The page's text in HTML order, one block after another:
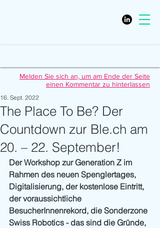
Melden Sie sich an, um am Ende der Seite
einen Kommentar zu hinterlassen
The Place To Be? Der
Countdown zur Ble.ch am
20. – 22. September!
16. Sept. 2022
Der Workshop zur Generation Z im
Rahmen des neuen Spenglertages,
Digitalisierung, der kostenlose Eintritt,
der voraussichtliche
BesucherInnenrekord, die Sonderzone
Swiss Robotics - das sind die Gründe,